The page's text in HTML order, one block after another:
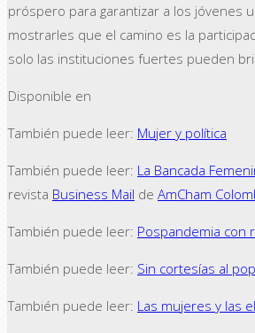
próspero para garantizar a los jóvenes
mostrarles que el camino es la
solo las instituciones fuertes pueden
Disponible en
También puede leer: Mujer y política
También puede leer: La Bancada
revista Business Mail de AmCham
También puede leer: Pospandemia con
También puede leer: Sin cortesías al
También puede leer: Las mujeres y las